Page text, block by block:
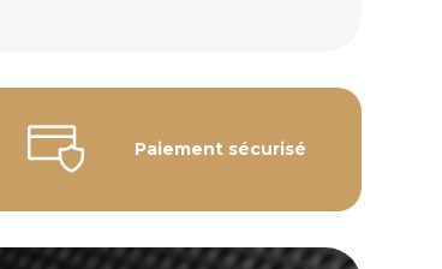
Paiement sécurisé